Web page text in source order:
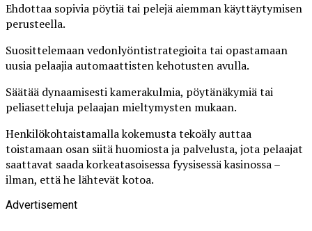
Ehdottaa sopivia pöytiä tai pelejä aiemman käyttäytymisen
perusteella.
Suosittelemaan vedonlyöntistrategioita tai opastamaan
uusia pelaajia automaattisten kehotusten avulla.
Säätää dynaamisesti kamerakulmia, pöytänäkymiä tai
peliasetteluja pelaajan mieltymysten mukaan.
Henkilökohtaistamalla kokemusta tekoäly auttaa
toistamaan osan siitä huomiosta ja palvelusta, jota pelaajat
saattavat saada korkeatasoisessa fyysisessä kasinossa –
ilman, että he lähtevät kotoa.
Advertisement